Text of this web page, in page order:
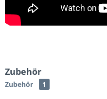
Zubehör
Zubehör 1